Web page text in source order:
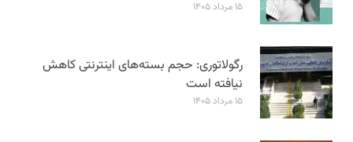
۱۵ مرداد ۱۴۰۵
رگولاتوری: حجم بسته‌های اینترنتی کاهش
نیافته است
۱۵ مرداد ۱۴۰۵